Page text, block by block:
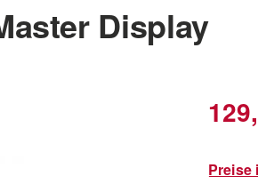
Display
Preise